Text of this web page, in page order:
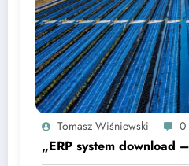
Tomasz Wiśniewski 0
„ERP system download